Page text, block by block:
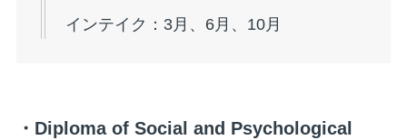
インテイク：3月、6月、10月
・Diploma of Social and Psychological